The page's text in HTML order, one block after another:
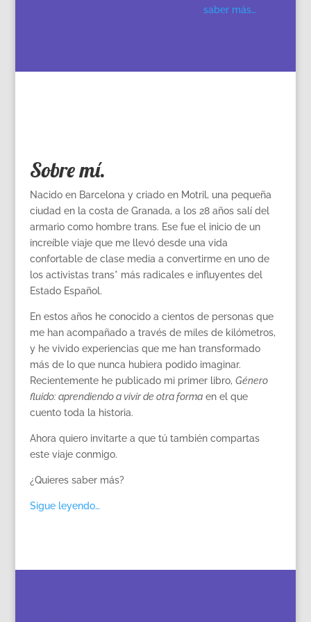
saber más…
Sobre mí.
Nacido en Barcelona y criado en Motril, una pequeña
ciudad en la costa de Granada, a los 28 años salí del
armario como hombre trans. Ese fue el inicio de un
increíble viaje que me llevó desde una vida
confortable de clase media a convertirme en uno de
los activistas trans* más radicales e influyentes del
Estado Español.
En estos años he conocido a cientos de personas que
me han acompañado a través de miles de kilómetros,
y he vivido experiencias que me han transformado
más de lo que nunca hubiera podido imaginar.
Recientemente he publicado mi primer libro, Género
fluido: aprendiendo a vivir de otra formaen el que
cuento toda la historia.
Ahora quiero invitarte a que tú también compartas
este viaje conmigo.
¿Quieres saber más?
Sigue leyendo…